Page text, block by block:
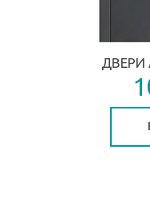
ДВЕРИ